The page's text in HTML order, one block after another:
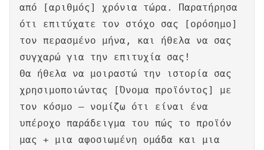
από [αριθμός] χρόνια τώρα. Παρατήρησα
ότι επιτύχατε τον στόχο σας [ορόσημο]
τον περασμένο μήνα, και ήθελα να σας
συγχαρώ για την επιτυχία σας!
Θα ήθελα να μοιραστώ την ιστορία σας
χρησιμοποιώντας [Όνομα προϊόντος] με
τον κόσμο – νομίζω ότι είναι ένα
υπέροχο παράδειγμα του πώς το προϊόν
μας + μια αφοσιωμένη ομάδα και μια